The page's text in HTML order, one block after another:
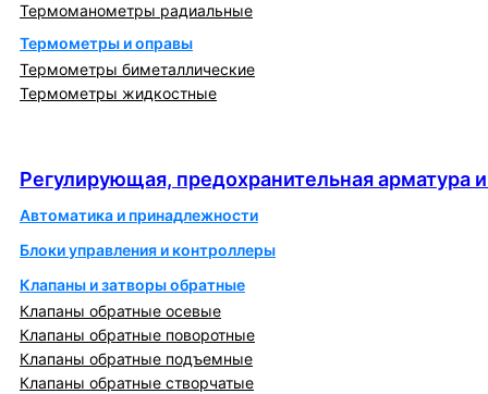
Термоманометры радиальные
Термометры и оправы
Термометры биметаллические
Термометры жидкостные
Регулирующая, предохранительная арматура
Автоматика и принадлежности
Блоки управления и контроллеры
Клапаны и затворы обратные
Клапаны обратные осевые
Клапаны обратные поворотные
Клапаны обратные подъемные
Клапаны обратные створчатые